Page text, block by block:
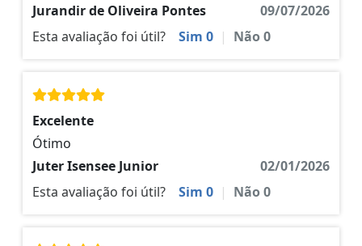
Jurandir de Oliveira Pontes
09/07/2026
Esta avaliação foi útil?
Sim 0 | Não0
Excelente
Ótimo
Juter Isensee Junior
02/01/2026
Esta avaliação foi útil?
Sim 0 | Não0